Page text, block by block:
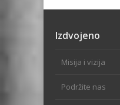
Izdvojeno
Misija i vizija
Podržite nas